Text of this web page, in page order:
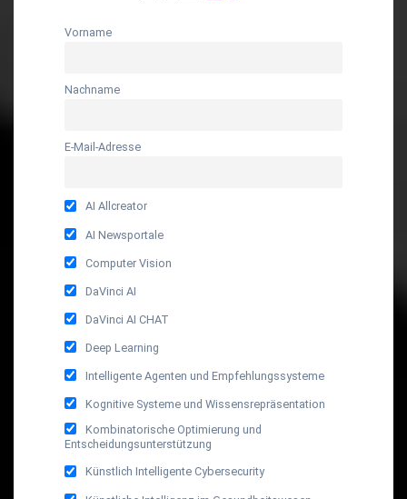
Vorname
Nachname
E-Mail-Adresse
AI Allcreator
AI Newsportale
Computer Vision
DaVinci AI
DaVinci AI CHAT
Deep Learning
Intelligente Agenten und Empfehlungssysteme
Kognitive Systeme und Wissensrepräsentation
Kombinatorische Optimierung und
Entscheidungsunterstützung
Künstlich Intelligente Cybersecurity